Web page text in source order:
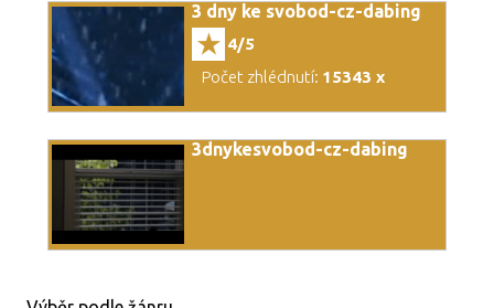
3 dny ke svobod-cz-dabing
4/5
Počet zhlédnutí: 15343 x
3dnykesvobod-cz-dabing